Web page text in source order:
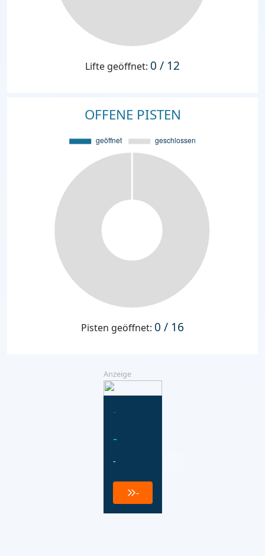
Lifte geöffnet: 0 / 12
OFFENE PISTEN
Pisten geöffnet: 0 / 16
Anzeige
-
-
-
-